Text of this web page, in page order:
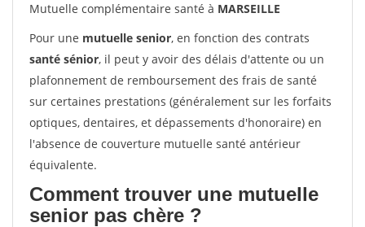
Mutuelle complémentaire santé à MARSEILLE
Pour une mutuelle senior, en fonction des contrats
santé sénior, il peut y avoir des délais d'attente ou un
plafonnement de remboursement des frais de santé
sur certaines prestations (généralement sur les forfaits
optiques, dentaires, et dépassements d'honoraire) en
l'absence de couverture mutuelle santé antérieur
équivalente.
Comment trouver une mutuelle
senior pas chère ?